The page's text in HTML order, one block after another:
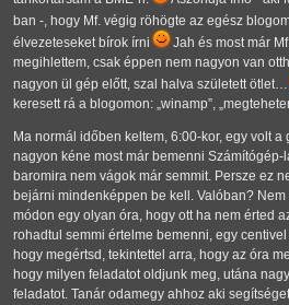
ban -, hogy Mf. végig röhögte az egész
élvezeteseket bírok írni
Jah és most már
megihlettem, csak éppen nem nagyon van
nagyon ül gép előtt, szal halva született
keresett rá a blogomon: winamp ,
Ma normál időben keltem, 6:00-kor, egy volt
nagyon kéne most már bemenni
baromira nem vágok már semmit. Persze ez
bejárni mindenképpen be kell. Valóban? Nem
módon egy olyan óra, hogy ott ha nem érted
rohadtul semmi értelme bemenni, egy
hogy megértsd, tekintettel arra, hogy az óra
hogy milyen feladatot oldjunk meg, utána
feladatot. Tanár odamegy ahhoz aki